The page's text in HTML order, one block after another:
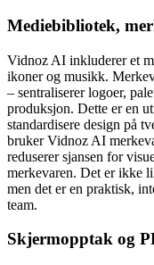
Mediebibliotek,
Vidnoz AI inkluderer et
ikoner og musikk.
– sentraliserer logoer,
produksjon. Dette er en
standardisere design på
bruker Vidnoz AI
reduserer sjansen for
merkevaren. Det er ikke
men det er en praktisk,
team.
Skjermopptak og